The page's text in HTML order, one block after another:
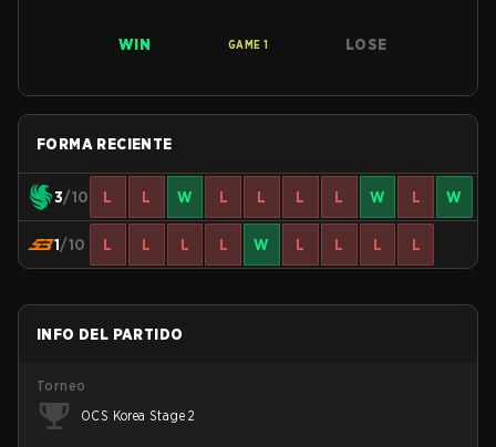
WIN GAME 1 LOSE
FORMA RECIENTE
3/10 L L W L L L L W L W
1/10 L L L L W L L L L
INFO DEL PARTIDO
Torneo
OCS Korea Stage 2